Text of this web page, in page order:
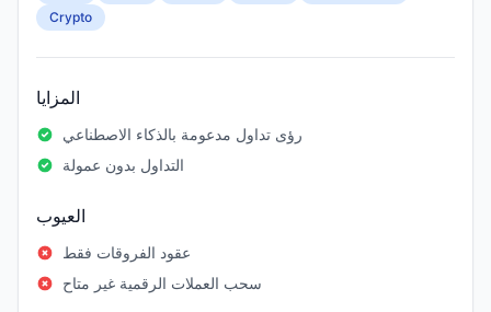
Crypto
المزايا
رؤى تداول مدعومة بالذكاء الاصطناعي
التداول بدون عمولة
العيوب
عقود الفروقات فقط
سحب العملات الرقمية غير متاح